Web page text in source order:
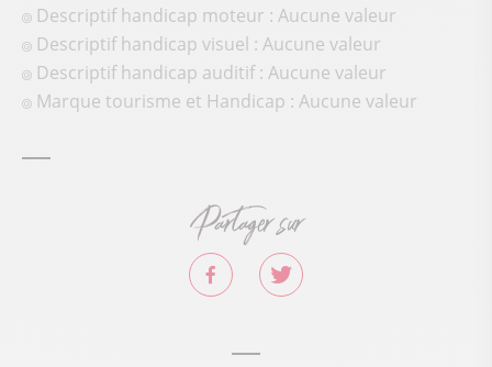
Descriptif handicap moteur : Aucune valeur
Descriptif handicap visuel : Aucune valeur
Descriptif handicap auditif : Aucune valeur
Marque tourisme et Handicap : Aucune valeur
Partager sur